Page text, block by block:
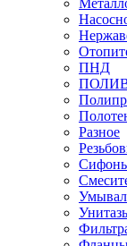
ПНД
Разное